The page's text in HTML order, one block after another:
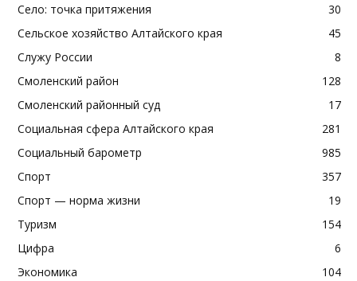
Село: точка притяжения
30
Сельское хозяйство Алтайского края
45
Служу России
8
Смоленский район
128
Смоленский районный суд
17
Социальная сфера Алтайского края
281
Социальный барометр
985
Спорт
357
Спорт — норма жизни
19
Туризм
154
Цифра
6
Экономика
104